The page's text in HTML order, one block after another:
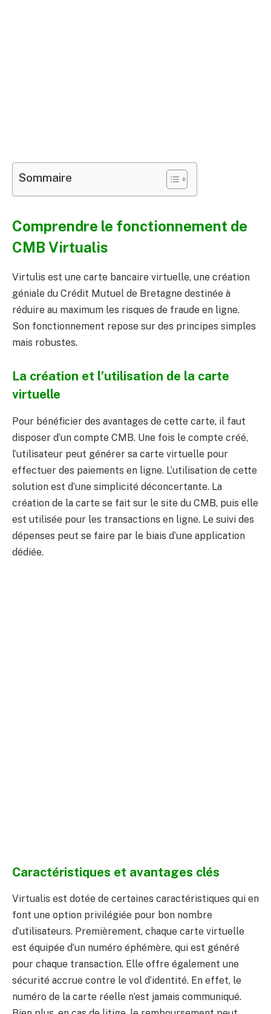
Sommaire
Comprendre le fonctionnement de
CMB Virtualis
Virtulis est une carte bancaire virtuelle, une création
géniale du Crédit Mutuel de Bretagne destinée à
réduire au maximum les risques de fraude en ligne.
Son fonctionnement repose sur des principes simples
mais robustes.
La création et l’utilisation de la carte
virtuelle
Pour bénéficier des avantages de cette carte, il faut
disposer d’un compte CMB. Une fois le compte créé,
l’utilisateur peut générer sa carte virtuelle pour
effectuer des paiements en ligne. L’utilisation de cette
solution est d’une simplicité déconcertante. La
création de la carte se fait sur le site du CMB, puis elle
est utilisée pour les transactions en ligne. Le suivi des
dépenses peut se faire par le biais d’une application
dédiée.
Caractéristiques et avantages clés
Virtualis est dotée de certaines caractéristiques qui en
font une option privilégiée pour bon nombre
d’utilisateurs. Premièrement, chaque carte virtuelle
est équipée d’un numéro éphémère, qui est généré
pour chaque transaction. Elle offre également une
sécurité accrue contre le vol d’identité. En effet, le
numéro de la carte réelle n’est jamais communiqué.